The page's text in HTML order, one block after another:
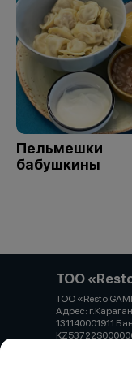
Пельмешки
бабушкины
ТОО
ТОО «Resto
Адрес:
131140001911
Работает на